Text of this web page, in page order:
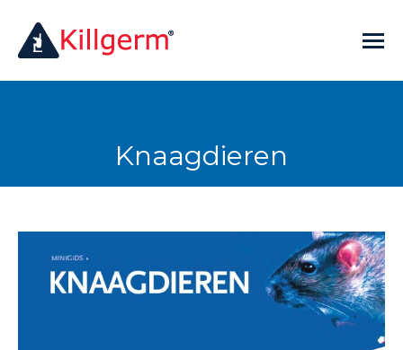
Knaagdieren